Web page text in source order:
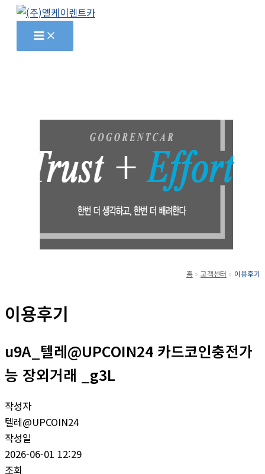
홈 고객센터 이용후기
이용후기
u9A_텔레@UPCOIN24 카드코인충전가
능 장외거래 _g3L
작성자
텔레@UPCOIN24
작성일
2026-06-01 12:29
조회